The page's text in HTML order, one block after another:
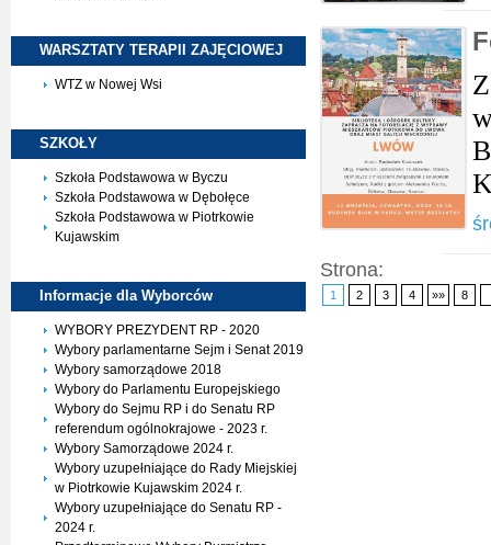
WARSZTATY TERAPII ZAJĘCIOWEJ
WTZ w Nowej Wsi
SZKOŁY
Szkoła Podstawowa w Byczu
Szkoła Podstawowa w Dębołęce
Szkoła Podstawowa w Piotrkowie
Kujawskim
Informacje dla Wyborców
WYBORY PREZYDENT RP - 2020
Wybory parlamentarne Sejm i Senat 2019
Wybory samorządowe 2018
Wybory do Parlamentu Europejskiego
Wybory do Sejmu RP i do Senatu RP
referendum ogólnokrajowe - 2023 r.
Wybory Samorządowe 2024 r.
Wybory uzupełniające do Rady Miejskiej
w Piotrkowie Kujawskim 2024 r.
Wybory uzupełniające do Senatu RP -
2024 r.
Strona:
1 2 3 4 »» 8